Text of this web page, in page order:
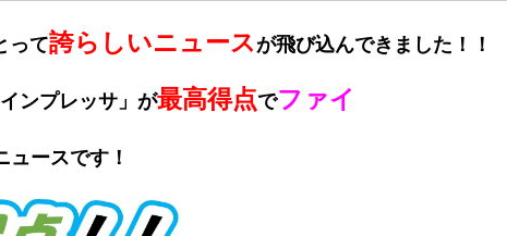
って誇らしいニュース が飛び込んできました！！
ンプレッサ」が最高得点でファイ
ュースです！